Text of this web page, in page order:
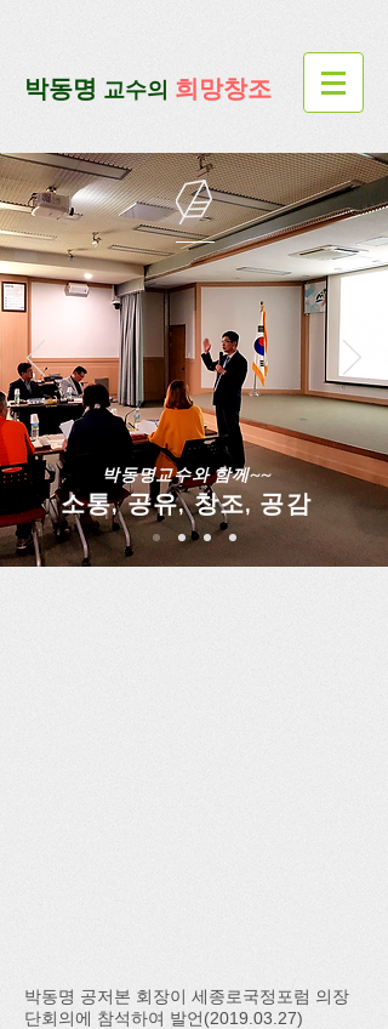
​박동명 교수의 희망창조
박동명교수와 함께~~
소통, 공유, 창조, 공감
박동명 공저본 회장이 세종로국정포럼 의장
단회의에 참석하여 발언(2019.03.27)